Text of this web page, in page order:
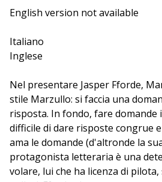
English version not available
Italiano
Inglese
Nel presentare Jasper Fforde,
stile Marzullo: si faccia una
risposta. In fondo, fare
difficile di dare risposte congrue
ama le domande (d'altronde la
protagonista letteraria è una
volare, lui che ha licenza di